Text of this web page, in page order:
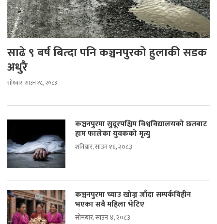
साढे ९ बर्ष बित्दा पनि कञ्चनपुरको हुलाकी सडक
अधुरै
सोमबार, साउन १८, २०८३
कञ्चनपुरमा सुदूरपश्चिम विश्वविद्यालयको छतबाट
हाम फालेका युवकको मृत्यु
शनिबार, साउन १६, २०८३
कञ्चनपुरमा च्याउ खोज्न जाँदा सम्पर्कविहीन
भएका सबै महिला भेटिए
सोमबार, साउन ४, २०८३